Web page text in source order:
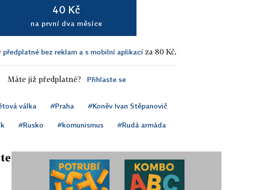
40 Kč
na první dva měsíce
předplatné bez reklam a s mobilní aplikací za 80 Kč.
Máte již předplatné? Přihlaste se
válka #Praha #Koněv Ivan Stěpanovič
#Rusko #komunismus #Rudá armáda